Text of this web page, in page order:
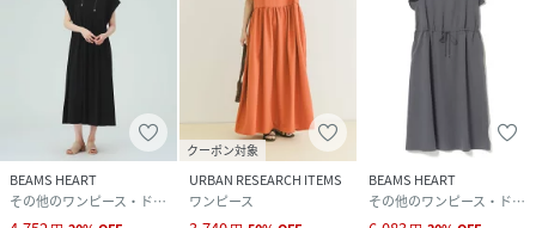
BEAMS HEART
その他のワンピース・ドレス
クーポン対象
URBAN RESEARCH ITEMS
ワンピース
BEAMS HEART
その他のワンピース・ドレス